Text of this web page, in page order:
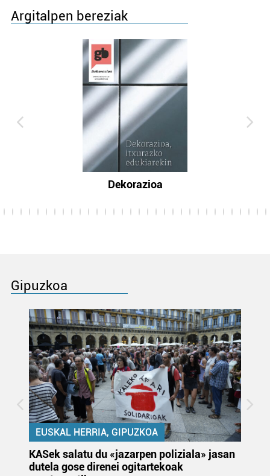
Argitalpen bereziak
Dekorazioa
Gipuzkoa
EUSKAL HERRIA, GIPUZKOA
KASek salatu du «jazarpen poliziala» jasan
dutela gose direnei ogitartekoak